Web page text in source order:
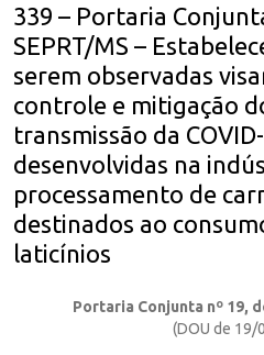
339 – Portaria
SEPRT/MS –
serem observadas
controle e mitigação
transmissão da
desenvolvidas na
processamento de
destinados ao
laticínios
Portaria Conjunta nº 19,
(DOU de 19/